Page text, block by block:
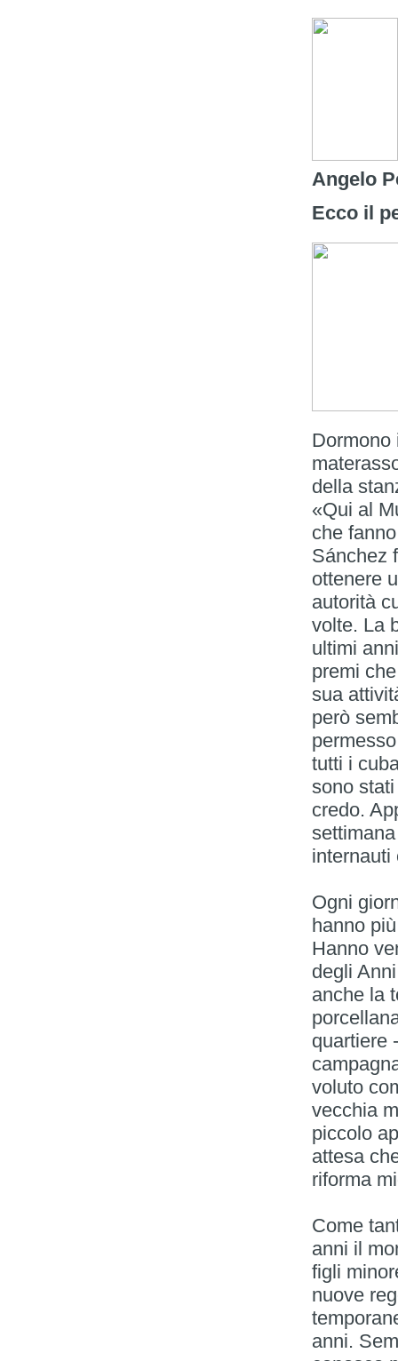
Angelo
Ecco il
Dormono
della
«Qui al
che
Sánchez
ottenere
autorità
volte. La
ultimi
premi
sua
però
tutti i
sono
credo.
internauti
Ogni
hanno
Hanno
degli
anche la
quartiere
voluto
vecchia
piccolo
attesa
riforma
Come
anni il
figli
nuove
anni.